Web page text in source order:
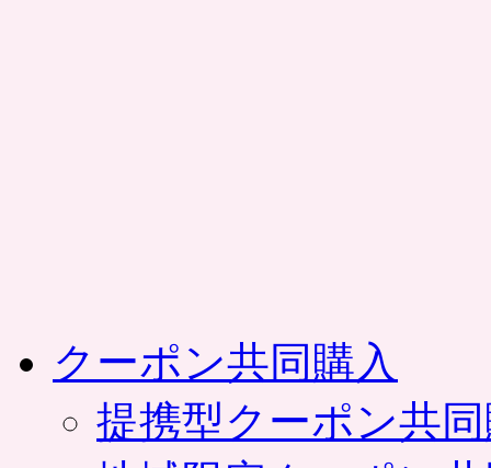
クーポン共同購入
提携型クーポン共